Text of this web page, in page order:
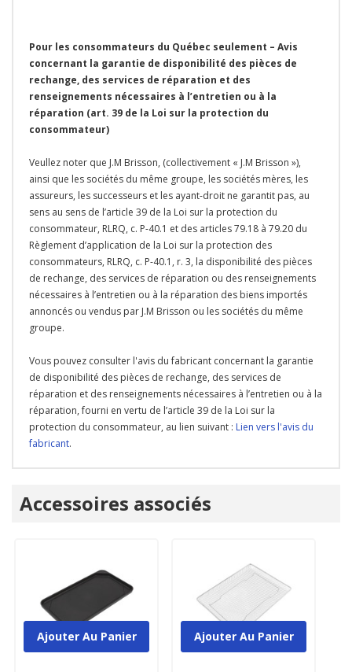
Pour les consommateurs du Québec seulement – Avis
concernant la garantie de disponibilité des pièces de
rechange, des services de réparation et des
renseignements nécessaires à l’entretien ou à la
réparation (art. 39 de la Loi sur la protection du
consommateur)
Veullez noter que J.M Brisson, (collectivement « J.M Brisson »),
ainsi que les sociétés du même groupe, les sociétés mères, les
assureurs, les successeurs et les ayant-droit ne garantit pas, au
sens au sens de l’article 39 de la Loi sur la protection du
consommateur, RLRQ, c. P-40.1 et des articles 79.18 à 79.20 du
Règlement d’application de la Loi sur la protection des
consommateurs, RLRQ, c. P-40.1, r. 3, la disponibilité des pièces
de rechange, des services de réparation ou des renseignements
nécessaires à l’entretien ou à la réparation des biens importés
annoncés ou vendus par J.M Brisson ou les sociétés du même
groupe.
Vous pouvez consulter l'avis du fabricant concernant la garantie
de disponibilité des pièces de rechange, des services de
réparation et des renseignements nécessaires à l’entretien ou à la
réparation, fourni en vertu de l’article 39 de la Loi sur la
protection du consommateur, au lien suivant : Lien vers l'avis du
fabricant.
personnalisé
Accessoires associés
Ajouter Au Panier Ajouter Au Panier